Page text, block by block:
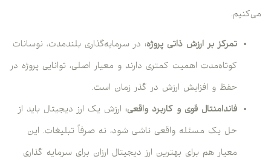
می‌کنیم.
تمرکز بر ارزش ذاتی پروژه: در سرمایه‌گذاری بلندمدت، نوسانات
کوتاه‌مدت اهمیت کمتری دارند و معیار اصلی، توانایی پروژه در
حفظ و افزایش ارزش در گذر زمان است.
فاندامنتال قوی و کاربرد واقعی: ارزش یک ارز دیجیتال باید از
حل یک مسئله واقعی ناشی شود، نه صرفاً تبلیغات. این
معیار هم برای بهترین ارز دیجیتال ارزان برای سرمایه گذاری